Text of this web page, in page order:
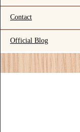
Contact
Official Blog